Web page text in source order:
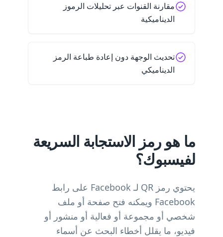
مقارنة القنوات عبر تحليلات الرموز
الديناميكية
تحديث الوجهة دون إعادة طباعة الرمز
الديناميكي
ما هو رمز الاستجابة السريعة
لفيسبوك؟
يحتوي رمز QR لـ Facebook على رابط
Facebook ويمكنه فتح صفحة أو ملف
شخصي أو مجموعة أو فعالية أو منشور أو
فيديو، ما يقلل أخطاء البحث عن أسماء